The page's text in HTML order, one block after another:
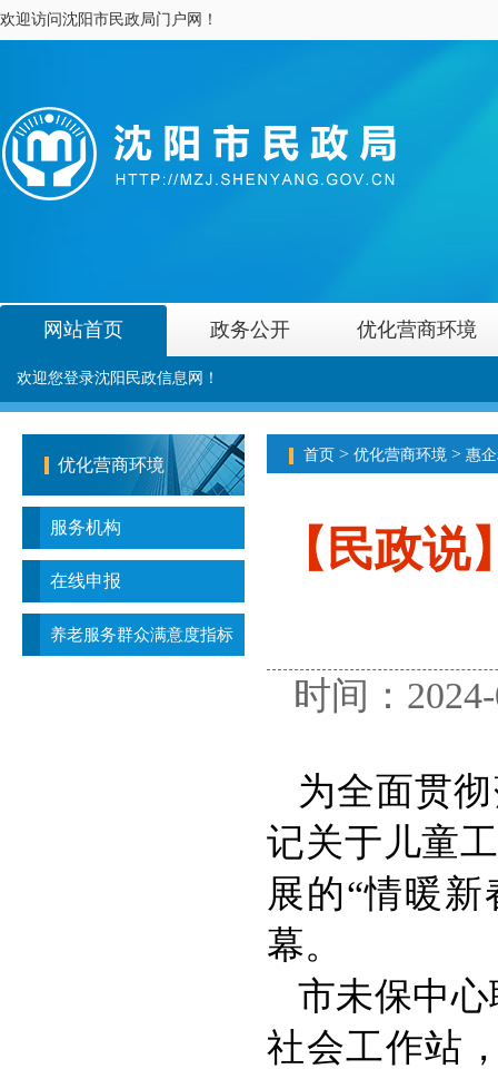
欢迎访问沈阳市民政局门户网！
网站首页 政务公开 优化营商环境
欢迎您登录沈阳民政信息网！
优化营商环境
服务机构
在线申报
养老服务群众满意度指标
首页 > 优化营商环境 > 惠
【民政
时间：
为全面贯
记关于儿童
展的“情暖
幕。
市未保中
社会工作站